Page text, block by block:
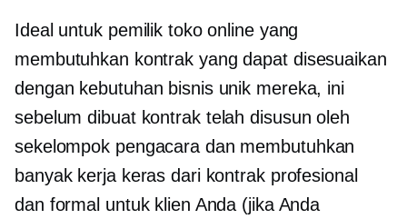
Ideal untuk pemilik toko online yang
membutuhkan kontrak yang dapat disesuaikan
dengan kebutuhan bisnis unik mereka, ini
sebelum dibuatkontrak telah disusun oleh
sekelompok pengacara dan membutuhkan
banyak kerja keras dari kontrak profesional
dan formal untuk klien Anda (jika Anda